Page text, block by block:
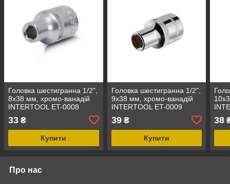
Головка шестигранна 1/2",
8x38 мм, хромо-ванадій
INTERTOOL ET-0008
33 ₴
Купити
Головка шестигранна 1/2",
9x38 мм, хромо-ванадій
INTERTOOL ET-0009
39₴
Купити
38
Про нас